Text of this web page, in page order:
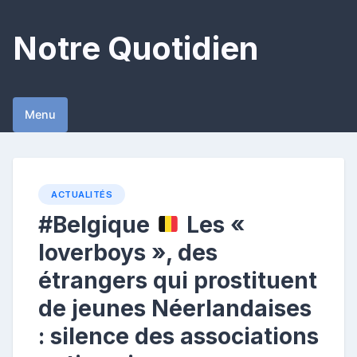
content
Notre Quotidien
Menu
ACTUALITÉS
#Belgique
Les «
loverboys », des
étrangers qui prostituent
de jeunes Néerlandaises
: silence des associations